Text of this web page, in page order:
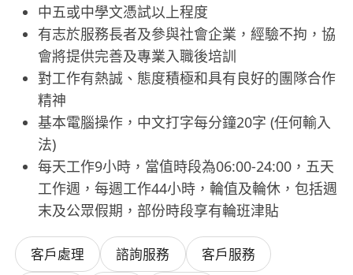
中五或中學文憑試以上程度
有志於服務長者及參與社會企業，經驗不拘，協
會將提供完善及專業入職後培訓
對工作有熱誠、態度積極和具有良好的團隊合作
精神
基本電腦操作，中文打字每分鐘20字 (任何輸入
法)
每天工作9小時，當值時段為06:00-24:00，五天
工作週，每週工作44小時，輪值及輪休，包括週
末及公眾假期，部份時段享有輪班津貼
客戶處理 諮詢服務
客戶服務